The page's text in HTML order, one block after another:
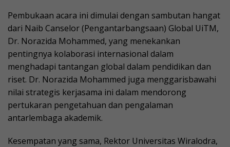
Pembukaan acara ini dimulai dengan sambutan hangat
dari Naib Canselor (Pengantarbangsaan) Global UiTM,
Dr. Norazida Mohammed, yang menekankan
pentingnya kolaborasi internasional dalam
menghadapi tantangan global dalam pendidikan dan
riset. Dr. Norazida Mohammed juga menggarisbawahi
nilai strategis kerjasama ini dalam mendorong
pertukaran pengetahuan dan pengalaman
antarlembaga akademik.
Kesempatan yang sama, Rektor Universitas Wiralodra,